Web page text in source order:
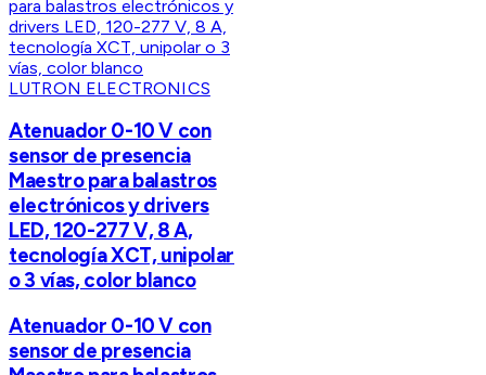
LUTRON ELECTRONICS
Atenuador 0-10 V con
sensor de presencia
Maestro para balastros
electrónicos y drivers
LED, 120-277 V, 8 A,
tecnología XCT, unipolar
o 3 vías, color blanco
Atenuador 0-10 V con
sensor de presencia